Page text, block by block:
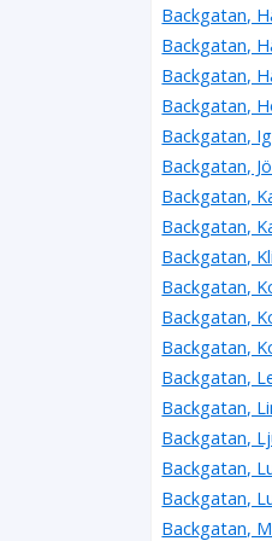
Backgatan,
Backgatan,
Backgatan,
Backgatan,
Backgatan,
Backgatan,
Backgatan,
Backgatan,
Backgatan,
Backgatan,
Backgatan,
Backgatan,
Backgatan,
Backgatan,
Backgatan,
Backgatan,
Backgatan,
Backgatan,